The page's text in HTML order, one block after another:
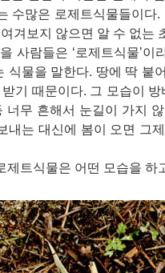
수많은 로제트식물들이
겨보지 않으면 알 수 없
사람들은 ‘로제트식물’
식물을 말한다. 땅에 딱 붙
기 때문이다. 그 모습이
너무 흔해서 눈길이 가지
내는 대신에 봄이 오면 그
제트식물은 어떤 모습을 하